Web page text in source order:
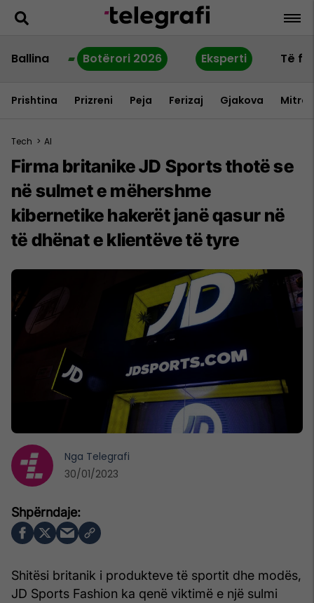
Ballina Botërori 2026 Eksperti Të
Prishtina Prizreni Peja Ferizaj Gjakova
Tech > AI
Firma britanike JD Sports thotë se
në sulmet e mëhershme
kibernetike hakerët janë qasur në
të dhënat e klientëve të tyre
Shitësi britanik i produkteve të sportit dhe modës,
JD Sports Fashion ka qenë viktimë e një sulmi
Nga Telegrafi
30/01/2023